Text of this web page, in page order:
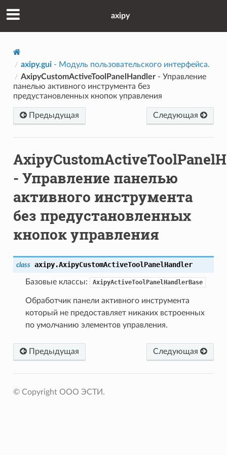
axipy
axipy.gui- Модуль пользовательского интерфейса.
AxipyCustomActiveToolPanelHandler- Управление
панелью активного инструмента без
предустановленных кнопок управления
Предыдущая Следующая
- Управление панелью
активного инструмента
без предустановленных
кнопок управления
class axipy.AxipyCustomActiveToolPanelHandler
Базовые классы: AxipyActiveToolPanelHandlerBase
Обработчик панели активного инструмента
который не предоставляет никаких встроенных
по умолчанию элементов управления.
Предыдущая Следующая
© Copyright OOO ЭСТИ.